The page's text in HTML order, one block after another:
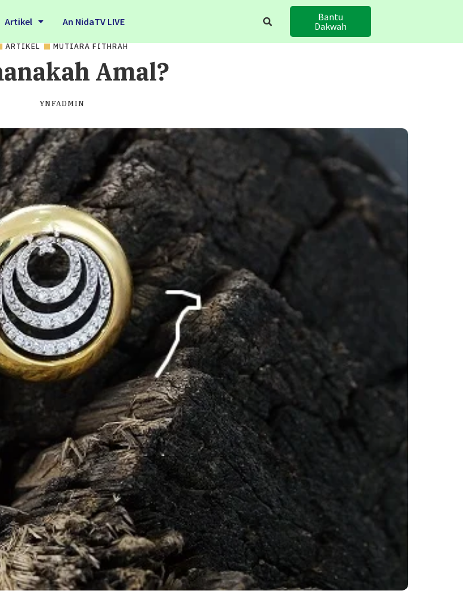
Artikel An NidaTV LIVE
Bantu
Dakwah
ARTIKEL MUTIARA FITHRAH
Amal?
YNFADMIN